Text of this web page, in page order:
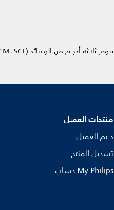
تتوفر ثلاثة أحجام من الوسائد (SCS،SCM، SCL). يرجى قراءة تعليمات الاستخدام للحصول على معلومات إضافية عن التركيب.
منتجات العميل
دعم العميل
تسجيل المنتج
My Philips حساب